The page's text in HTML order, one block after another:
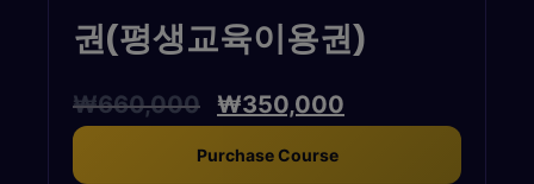
권(평생교육이용권)
₩660,000 ₩350,000
Purchase Course